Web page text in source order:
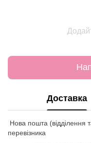
Доставка
Нова пошта
перевізника